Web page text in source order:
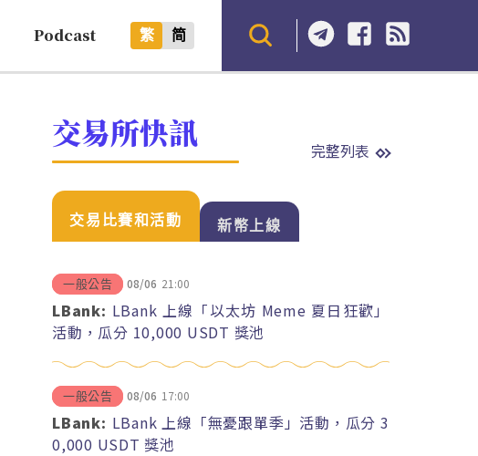
Podcast 繁 简
交易所快訊 完整列表
交易比賽和活動 新幣上線
一般公告 08/06 21:00
LBank: LBank 上線「以太坊 Meme 夏日狂歡」
活動，瓜分 10,000 USDT 獎池
一般公告 08/06 17:00
LBank: LBank 上線「無憂跟單季」活動，瓜分 3
0,000 USDT 獎池